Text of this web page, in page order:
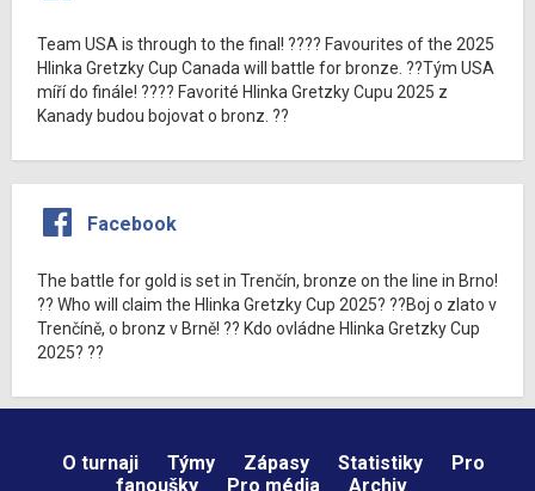
Team USA is through to the final! ???? Favourites of the 2025
Hlinka Gretzky Cup Canada will battle for bronze. ??Tým USA
míří do finále! ???? Favorité Hlinka Gretzky Cupu 2025 z
Kanady budou bojovat o bronz. ??
Facebook
The battle for gold is set in Trenčín, bronze on the line in Brno!
?? Who will claim the Hlinka Gretzky Cup 2025? ??Boj o zlato v
Trenčíně, o bronz v Brně! ?? Kdo ovládne Hlinka Gretzky Cup
2025? ??
O turnaji Týmy Zápasy Statistiky
Pro
fanoušky
Pro média Archiv